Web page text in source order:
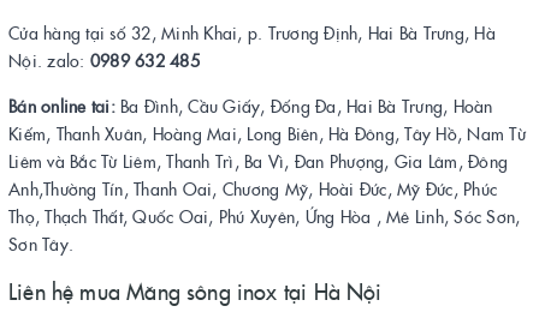
Cửa hàng tại số 32, Minh Khai, p. Trương Định, Hai Bà Trưng, Hà
Nội. zalo: 0989 632 485
Bán online tai: Ba Đình, Cầu Giấy, Đống Đa, Hai Bà Trưng, Hoàn
Kiếm, Thanh Xuân, Hoàng Mai, Long Biên, Hà Đông, Tây Hồ, Nam Từ
Liêm và Bắc Từ Liêm, Thanh Trì, Ba Vì, Đan Phượng, Gia Lâm, Đông
Anh,Thường Tín, Thanh Oai, Chương Mỹ, Hoài Đức, Mỹ Đức, Phúc
Thọ, Thạch Thất, Quốc Oai, Phú Xuyên, Ứng Hòa , Mê Linh, Sóc Sơn,
Sơn Tây.
Liên hệ mua Măng sông inox tại Hà Nội